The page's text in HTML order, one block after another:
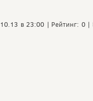
в 23:00 | Рейтинг: 0